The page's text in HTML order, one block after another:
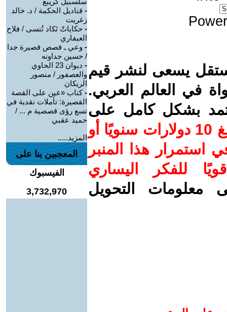
يسعى لنشر قيم
في العالم العربي.
بشكل كامل على
ساهم/ي معنا! بدعمكم بمبلغ 10 دولارات سنويًا أو
استمرار هذا المنبر
للفكر اليساري
معلومات التحويل
- قناديل الحكمة / د. خالد
زغريت
- حكاياتْ تَكاد تُنسى / فلاح
العيفاري
- وعي ـ قصص قصيرة جدا
/ حسين جداونه
-
ديوان 23 الحاوي
والعصفور / منصور
الريكان
-كتاب «عين على القصة
القصيرة: تأملات نقدية في
تسع رؤى قصصية م ... /
حميد عقبي
المزيد.....
المعجبين بنا على
الفيسبوك
3,732,970